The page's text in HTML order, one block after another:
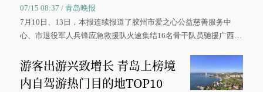
07/15 08:37 / 青岛晚报
7月10日、13日，本报连续报道了胶州市爱之心公益慈善服务中
心、市退役军人兵锋应急救援队火速集结16名骨干队员驰援广西灾
游客出游兴致增长 青岛上榜境
内自驾游热门目的地TOP10